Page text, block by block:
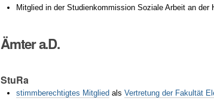
Mitglied in der Studienkommission Soziale Arbeit an der
Ämter a.D.
StuRa
stimmberechtigtes Mitgliedals Vertretung der Fakultät